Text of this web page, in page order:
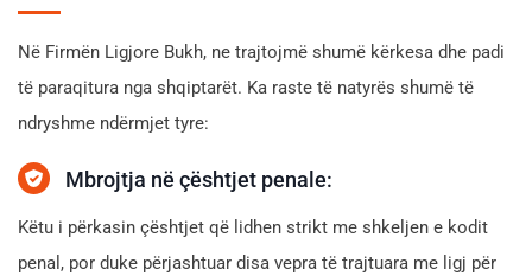
Në Firmën Ligjore Bukh, ne trajtojmë shumë kërkesa dhe padi
të paraqitura nga shqiptarët. Ka raste të natyrës shumë të
ndryshme ndërmjet tyre:
Mbrojtja në çështjet penale:
Këtu i përkasin çështjet që lidhen strikt me shkeljen e kodit
penal, por duke përjashtuar disa vepra të trajtuara me ligj për